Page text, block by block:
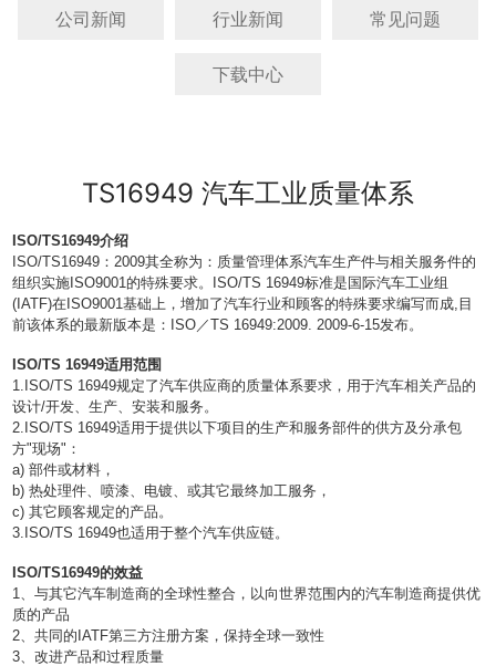
公司新闻 行业新闻 常见问题
下载中心
TS16949 汽车工业质量体系
ISO/TS16949介绍
ISO/TS16949 ：2009其全称为：质量管理体系汽车生产件与相关服务件的
组织实施 ISO9001的特殊要求。 ISO/TS 16949标准是国际汽车工业组
(IATF)在 ISO9001基础上，增加了汽车行业和顾客的特殊要求编写而成, 目
前该体系的最新版本是： ISO／TS 16949:2009. 2009-6-15发布。
ISO/TS 16949适用范围
1.ISO/TS 16949规定了汽车供应商的质量体系要求，用于汽车相关产品的
设计/开发、生产、安装和服务。
2.ISO/TS 16949适用于提供以下项目的生产和服务部件的供方及分承包
方"现场" ：
a)部件或材料，
b)热处理件、喷漆、电镀、或其它最终加工服务，
c)其它顾客规定的产品。
3.ISO/TS 16949也适用于整个汽车供应链。
ISO/TS16949的效益
1、与其它汽车制造商的全球性整合，以向世界范围内的汽车制造商提供优
质的产品
2、共同的 IATF第三方注册方案，保持全球一致性
3、改进产品和过程质量